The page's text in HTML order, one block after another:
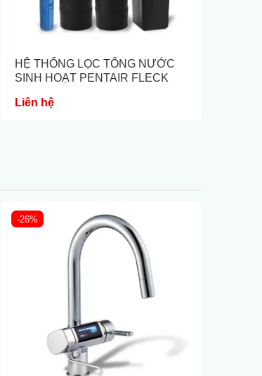
HỆ THỐNG LỌC TỔNG NƯỚC
SINH HOẠT PENTAIR FLECK
Liên hệ
-26%